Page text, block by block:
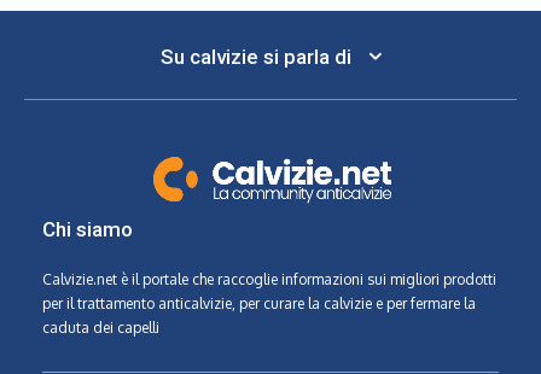
Su calvizie si parla di
Chi siamo
Calvizie.net è il portale che raccoglie informazioni sui migliori prodotti
per il trattamento anticalvizie, per curare la calvizie e per fermare la
caduta dei capelli